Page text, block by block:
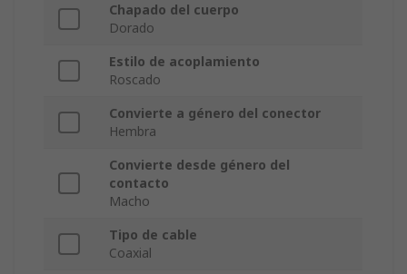
Chapado del cuerpo
Dorado
Estilo de acoplamiento
Roscado
Convierte a género del conector
Hembra
Convierte desde género del
contacto
Macho
Tipo de cable
Coaxial